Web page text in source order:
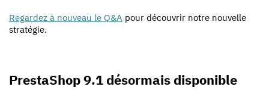
Regardez à nouveau le Q&A pour découvrir notre nouvelle
stratégie.
PrestaShop 9.1 désormais disponible